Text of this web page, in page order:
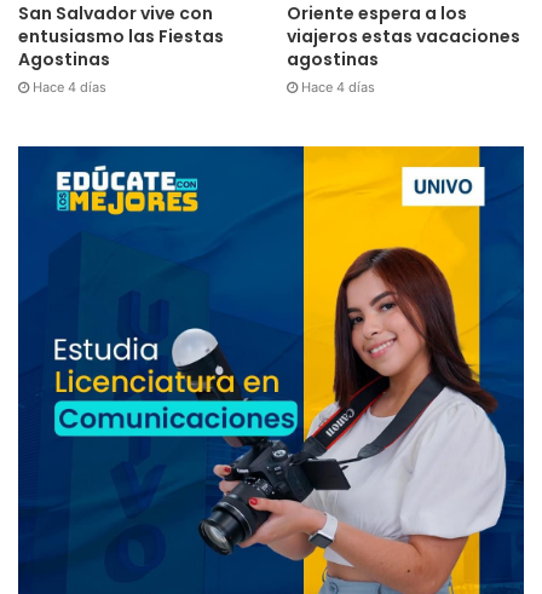
San Salvador vive con
entusiasmo las Fiestas
Agostinas
Hace 4 días
Oriente espera a los
viajeros estas vacaciones
agostinas
Hace 4 días